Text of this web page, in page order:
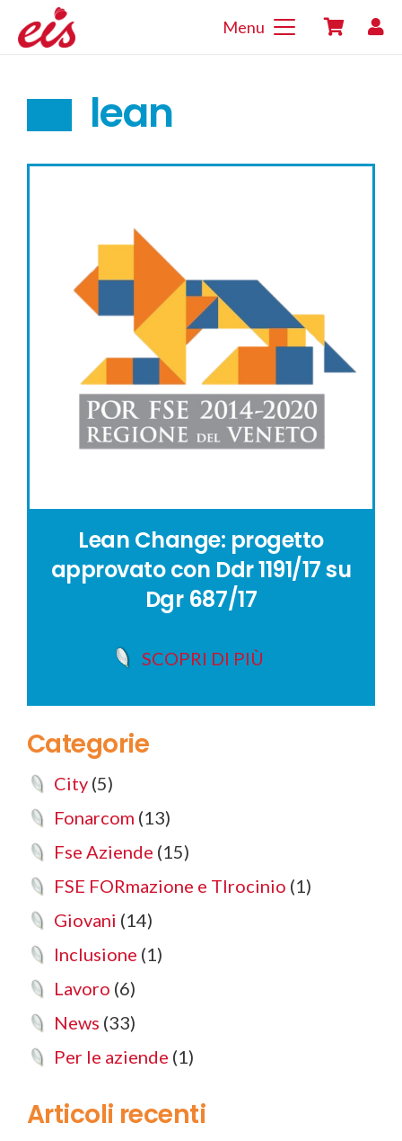
Menu
lean
Lean Change: progetto
approvato con Ddr 1191/17 su
Dgr 687/17
SCOPRI DI PIÙ
Categorie
City (5)
Fonarcom (13)
Fse Aziende (15)
FSE FORmazione e TIrocinio (1)
Giovani (14)
Inclusione (1)
Lavoro (6)
News (33)
Per le aziende (1)
Articoli recenti